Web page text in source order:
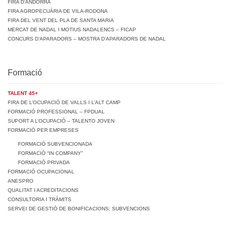
FIRA D’ANDORRA
FIRA AGROPECUÀRIA DE VILA-RODONA
FIRA DEL VENT DEL PLA DE SANTA MARIA
MERCAT DE NADAL I MOTIUS NADALENCS – FICAP
CONCURS D’APARADORS – MOSTRA D’APARADORS DE NADAL
Formació
TALENT 45+
FIRA DE L’OCUPACIÓ DE VALLS I L’ALT CAMP
FORMACIÓ PROFESSIONAL – FPDUAL
SUPORT A L’OCUPACIÓ – TALENTO JOVEN
FORMACIÓ PER EMPRESES
FORMACIÓ SUBVENCIONADA
FORMACIÓ “IN COMPANY”
FORMACIÓ PRIVADA
FORMACIÓ OCUPACIONAL
ANESPRO
QUALITAT I ACREDITACIONS
CONSULTORIA I TRÀMITS
SERVEI DE GESTIÓ DE BONIFICACIONS: SUBVENCIONS